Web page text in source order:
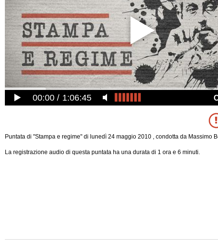
00:00 1:06:45
Puntata di "Stampa e regime" di lunedì 24 maggio 2010 , condotta da Massimo
La registrazione audio di questa puntata ha una durata di 1 ora e 6 minuti.